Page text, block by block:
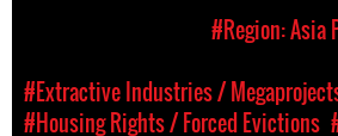
#Region: Asia
#Extractive Industries /
#Housing Rights / Forced Evictions